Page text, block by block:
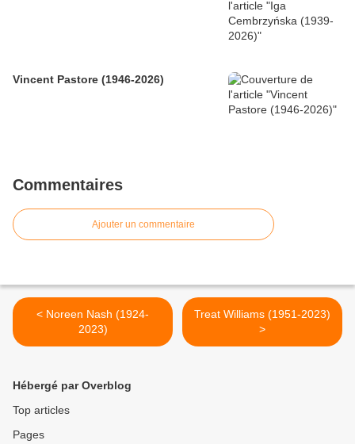
Vincent Pastore (1946-2026)
Commentaires
Ajouter un commentaire
< Noreen Nash (1924-
2023)
Treat Williams (1951-2023)
>
Hébergé par Overblog
Top articles
Pages